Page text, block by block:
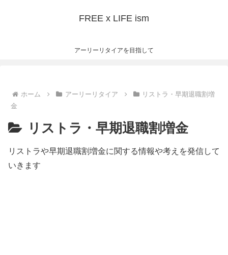
FREE x LIFE ism
アーリーリタイアを目指して
ホーム アーリーリタイア
リストラ・早期退職割増
金
リストラ・早期退職割増金
リストラや早期退職割増金に関する情報や考えを発信して
いきます